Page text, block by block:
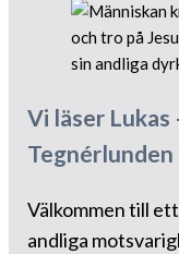
Vi läser Lukas
Tegnérlunden
Välkommen till
andliga